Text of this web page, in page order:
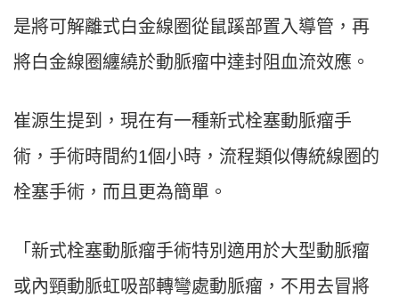
是將可解離式白金線圈從鼠蹊部置入導管，再
將白金線圈纏繞於動脈瘤中達封阻血流效應。
崔源生提到，現在有一種新式栓塞動脈瘤手
術，手術時間約1個小時，流程類似傳統線圈的
栓塞手術，而且更為簡單。
「新式栓塞動脈瘤手術特別適用於大型動脈瘤
或內頸動脈虹吸部轉彎處動脈瘤，不用去冒將